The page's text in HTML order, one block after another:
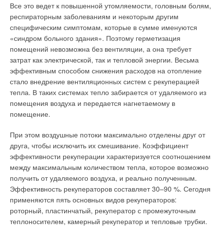
Все это ведет к повышенной утомляемости, головным болям,
респираторным заболеваниям и некоторым другим
специфическим симптомам, которые в сумме именуются
«синдром больного здания». Поэтому герметизация
помещений невозможна без вентиляции, а она требует
затрат как электрической, так и тепловой энергии. Весьма
эффективным способом снижения расходов на отопление
стало внедрение вентиляционных систем с рекуперацией
тепла. В таких системах тепло забирается от удаляемого из
помещения воздуха и передается нагнетаемому в
помещение.
При этом воздушные потоки максимально отделены друг от
друга, чтобы исключить их смешивание. Коэффициент
эффективности рекуперации характеризуется соотношением
между максимальным количеством тепла, которое возможно
получить от удаляемого воздуха, и реально полученным.
Эффективность рекуператоров составляет 30–90 %. Сегодня
применяются пять основных видов рекуператоров:
роторный, пластинчатый, рекуператор с промежуточным
теплоносителем, камерный рекуператор и тепловые трубки.
раза более дешевую электроэнергию и в полтора-два раза
— теплоту, чем по тарифам традиционных монополистов.
На основании вышесказанного можно сделать вывод, что
малая энергетика успешно дополняет централизованную
систему энергоснабжения и во многих случаях способна
решить проблему надежного и экономичного обеспечения
тепловой и электрической энергией промышленных и
жилищнокоммунальных объектов.
Григорьев А.В. Малая энергетика в России (состояние и
Электросистемы, №4(16)/2006.
Асеев С.Н., Курунов Ю.С. Повышение эффективности работы ГТУ-
ТЭЦ в условиях переменных нагрузок // Энергосбережение в
городском хозяйстве. Мат. III-й росс. науч.-техн. конф., 24–
25.04.2001. — Ульяновск: УлГТУ, 2001.
Лешкович В.В., Николаев Н.Н., Николаев Ю.Н. Особенности оценки
показателей энергоэффективности когенерационных установок //
Энергосбережение, №7/2007.
Справочник энергетика / Под ред. Чохонелидзе А.Н. — М.: Колос,
2006.
Читайте по теме: